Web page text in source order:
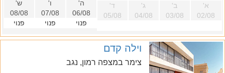
א'
02/08
ב'
03/08
ג'
04/08
ד'
05/08
ה'
06/08
פנוי
ו'
07/08
פנוי
ש'
08/08
פנוי
וילה קדם
צימר במצפה רמון, נגב